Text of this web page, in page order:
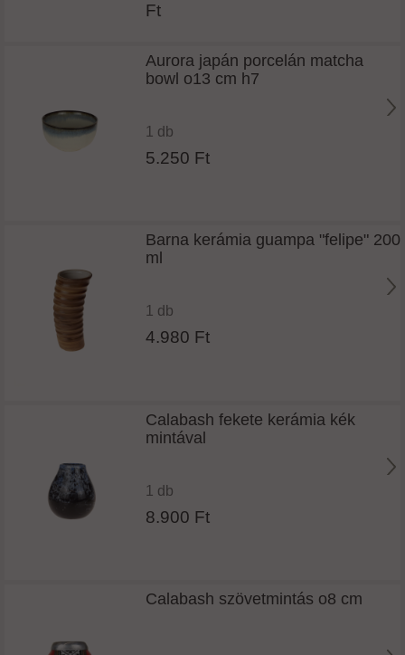
Ft
Aurora japán porcelán matcha
bowl o13 cm h7
1 db
5.250 Ft
Barna kerámia guampa "felipe" 200
ml
1 db
4.980 Ft
Calabash fekete kerámia kék
mintával
1 db
8.900 Ft
Calabash szövetmintás o8 cm